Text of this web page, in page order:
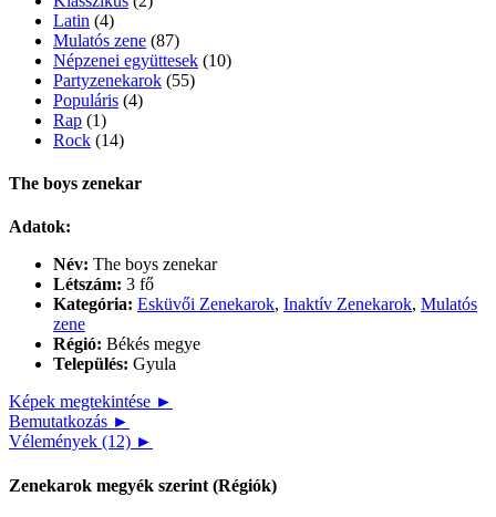
Latin (4)
Mulatós zene (87)
Népzenei együttesek (10)
Partyzenekarok (55)
Populáris (4)
Rap (1)
Rock (14)
The boys zenekar
Adatok:
Név: The boys zenekar
Létszám: 3 fő
Kategória: Esküvői Zenekarok, Inaktív Zenekarok, Mulatós
zene
Régió: Békés megye
Település: Gyula
Képek megtekintése ►
Bemutatkozás ►
Vélemények (12) ►
Zenekarok megyék szerint (Régiók)